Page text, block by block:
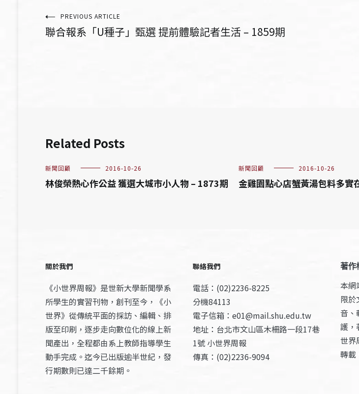
文PREVIOUS ARTICLE
聯合報系「U種子」甄選 提前體驗記者生活 – 1859期
Related Posts
新聞回顧 2016-10-26
林俊榮熱心作公益 獲選大城市小人物 – 1873期
新聞回顧 2016-10-26
金雞園點心店蟹黃湯包料多實
關於我們
《小世界周報》是世新大學新聞學系
所學生的實習刊物，創刊至今，《小
世界》從傳統平面的採訪、編輯、排
版至印刷，逐步走向數位化的線上新
聞產出，全程都由系上教師指導學生
動手完成。迄今已出版逾半世紀，發
行期數則已達二千餘期。
聯絡我們
電話：(02)2236-8225
分機84113
電子信箱：e01@mail.shu.edu.tw
地址：台北市文山區木柵路一段17巷
1號 小世界周報
傳真：(02)2236-9094
著作
本網
限
音、
護，
世界
轉載